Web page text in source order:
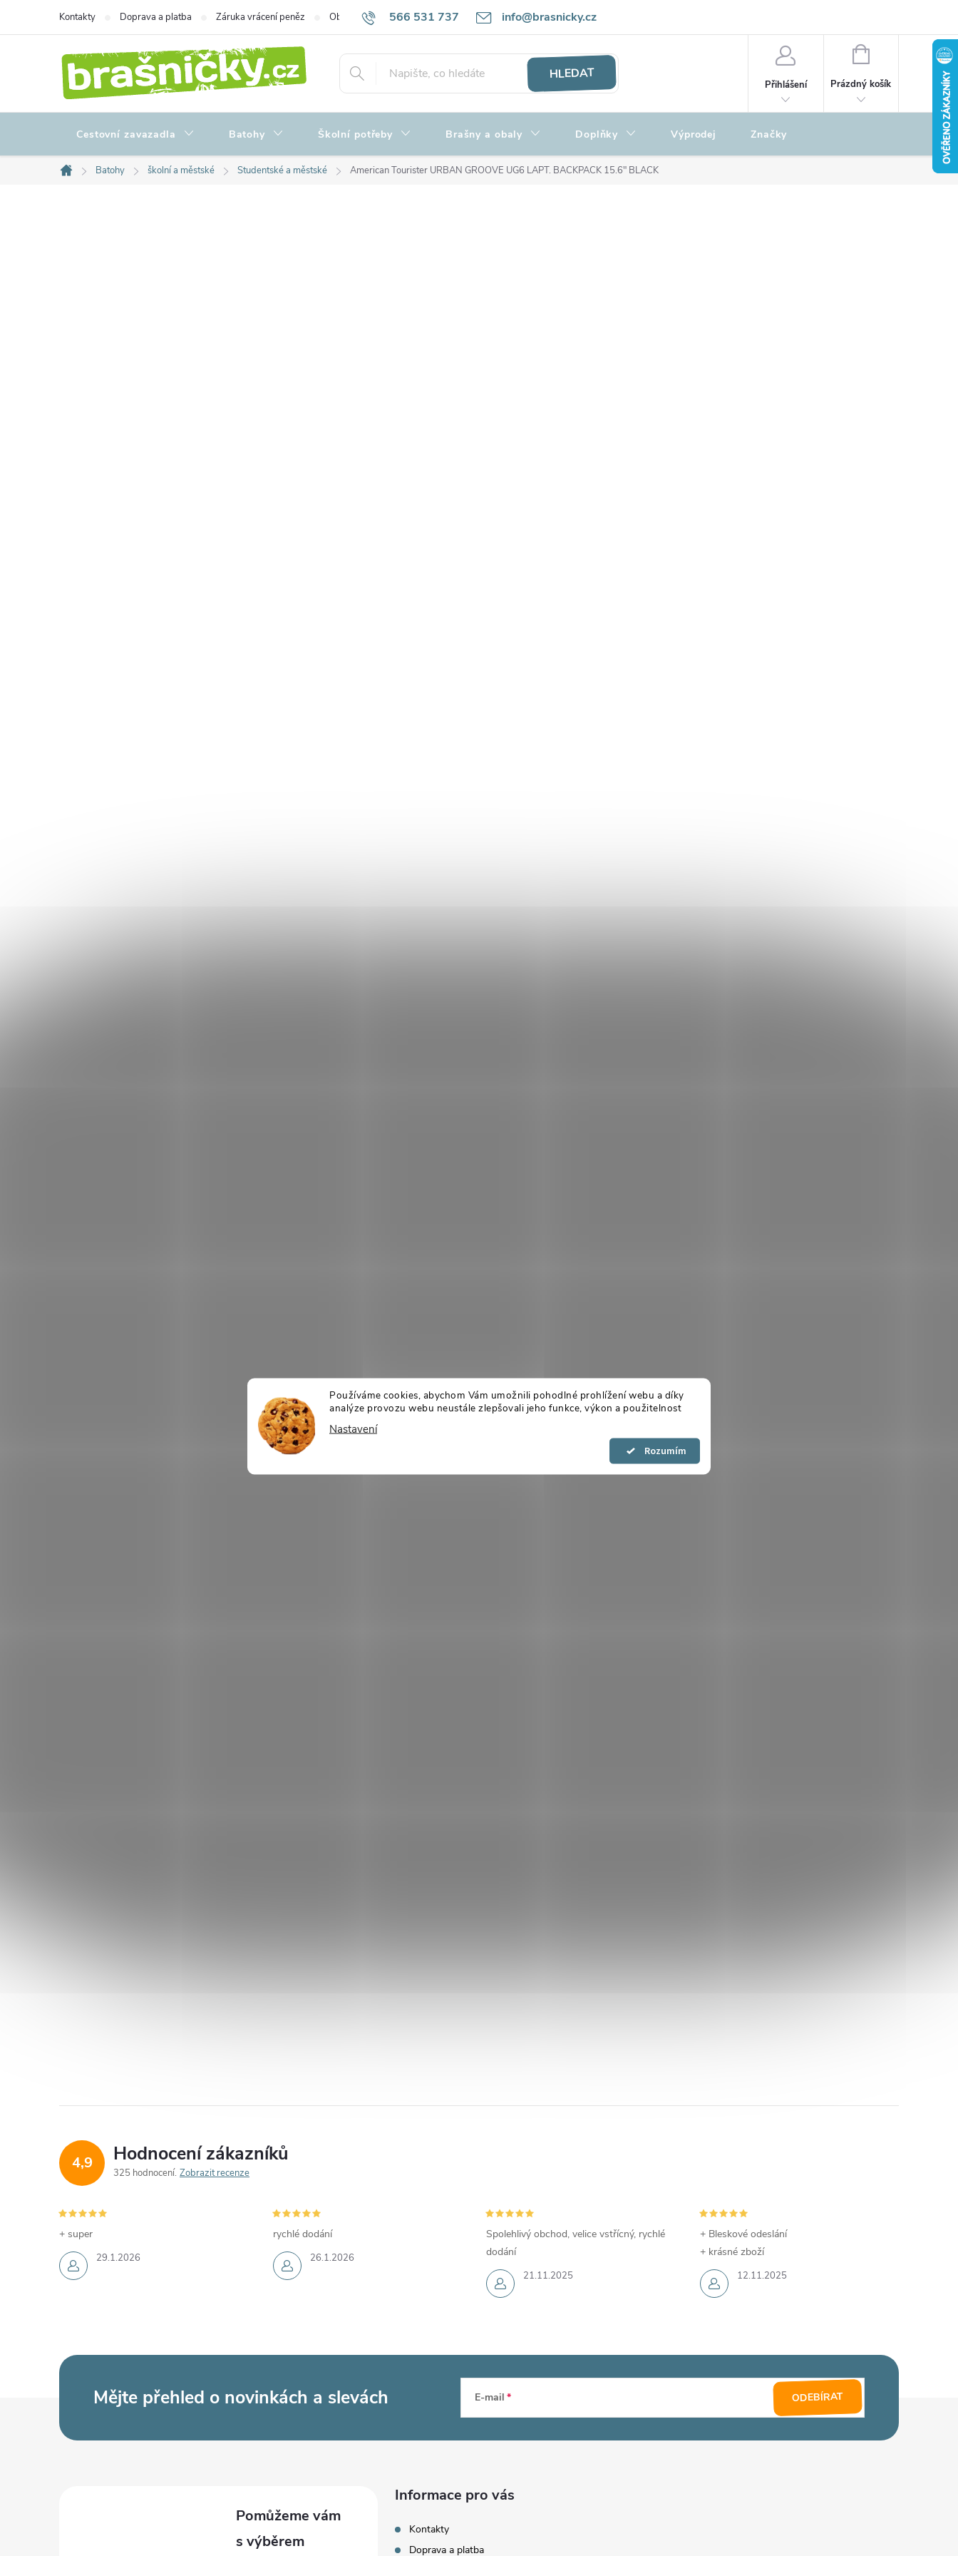
Používáme cookies, abychom Vám umožnili pohodlné prohlížení webu a díky
analýze provozu webu neustále zlepšovali jeho funkce, výkon a použitelnost
Nastavení
Souhlasím
566 531 737 info@brasnicky.cz
Kontakty Doprava a platba Záruka vrácení peněz Obchodní podmínky Zpracování osobních údajů Hodnocení obchodu
HLEDAT
Přihlášení
NÁKUPNÍ
Prázdný košík
Cestovní zavazadla Batohy Školní potřeby Brašny a obaly Doplňky Výprodej Značky
Domů
Batohy školní a městské Studentské a městské American Tourister URBAN GROOVE UG6 LAPT. BACKPACK 15.6" BLACK
4,9 Hodnocení zákazníků
325 hodnocení Zobrazit recenze
29.1.2026
+ super
26.1.2026
rychlé dodání
21.11.2025
Spolehlivý obchod, velice vstřícný, rychlé
dodání
12.11.2025
+ Bleskové odeslání
+ krásné zboží
Mějte přehled o novinkách a slevách E-mail ODEBÍRAT
Informace pro vás
Kontakty
Doprava a platba